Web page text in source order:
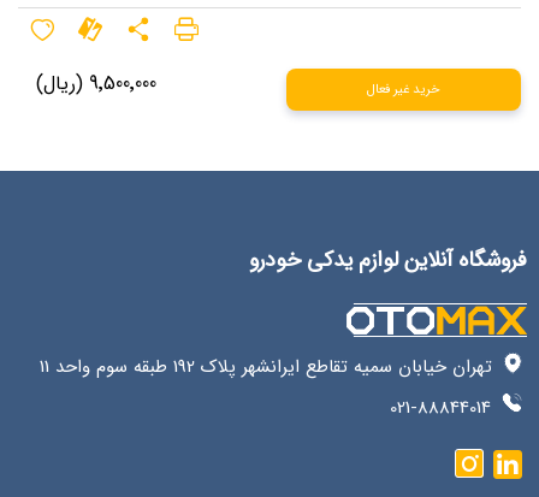
9٬500٬000 (ریال) خرید غیر فعال
فروشگاه آنلاین لوازم یدکی خودرو
تهران خیابان سمیه تقاطع ایرانشهر پلاک 192 طبقه سوم واحد 11
021-88844014